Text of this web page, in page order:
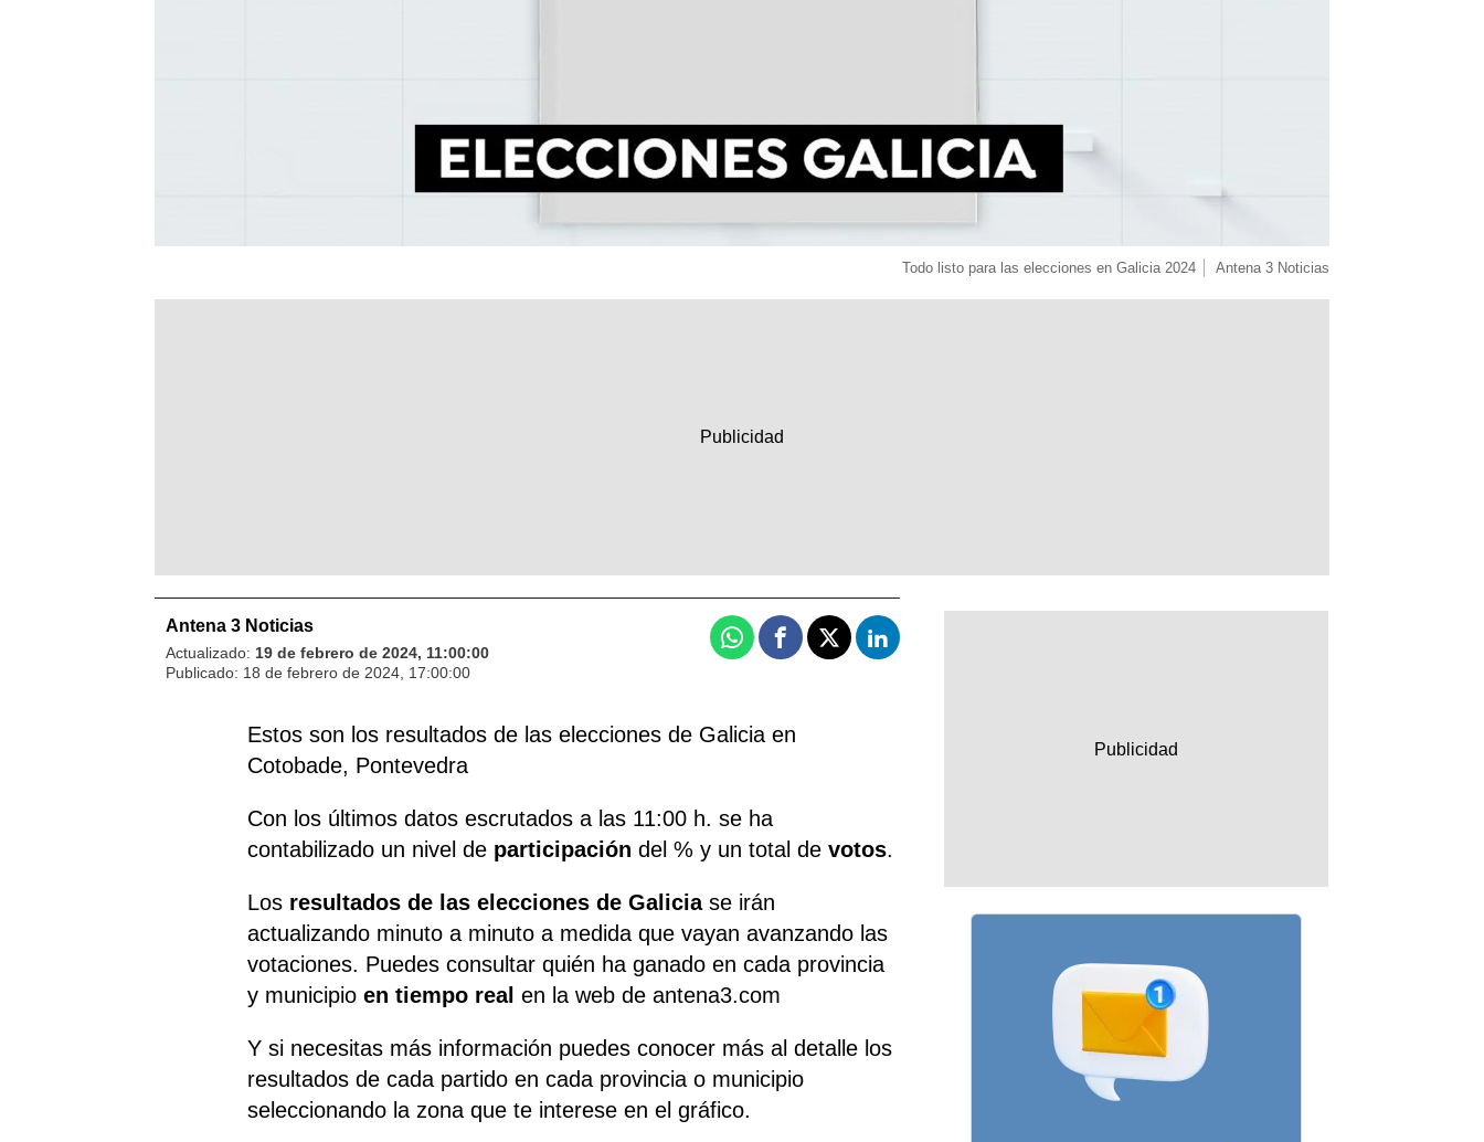
Todo listo para las elecciones en Galicia 2024 Antena 3 Noticias
Antena 3 Noticias
Actualizado: 19 de febrero de 2024, 11:00:00
Publicado: 18 de febrero de 2024, 17:00:00
WhatsappFacebook
X Linkedin
Estos son los resultados de las elecciones de Galicia en
Cotobade, Pontevedra
Con los últimos datos escrutados a las 11:00 h. se ha
contabilizado un nivel de participación del % y un total devotos.
Los resultados de las elecciones de Galiciase irán
actualizando minuto a minuto a medida que vayan avanzando las
votaciones. Puedes consultar quién ha ganado en cada provincia
y municipioen tiempo real en la web de antena3.com
Y si necesitas más información puedes conocer más al detalle los
resultados de cada partido en cada provincia o municipio
seleccionando la zona que te interese en el gráfico.